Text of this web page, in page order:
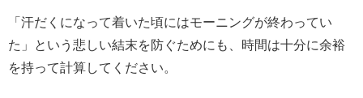
「汗だくになって着いた頃にはモーニングが終わってい
た」という悲しい結末を防ぐためにも、時間は十分に余裕
を持って計算してください。